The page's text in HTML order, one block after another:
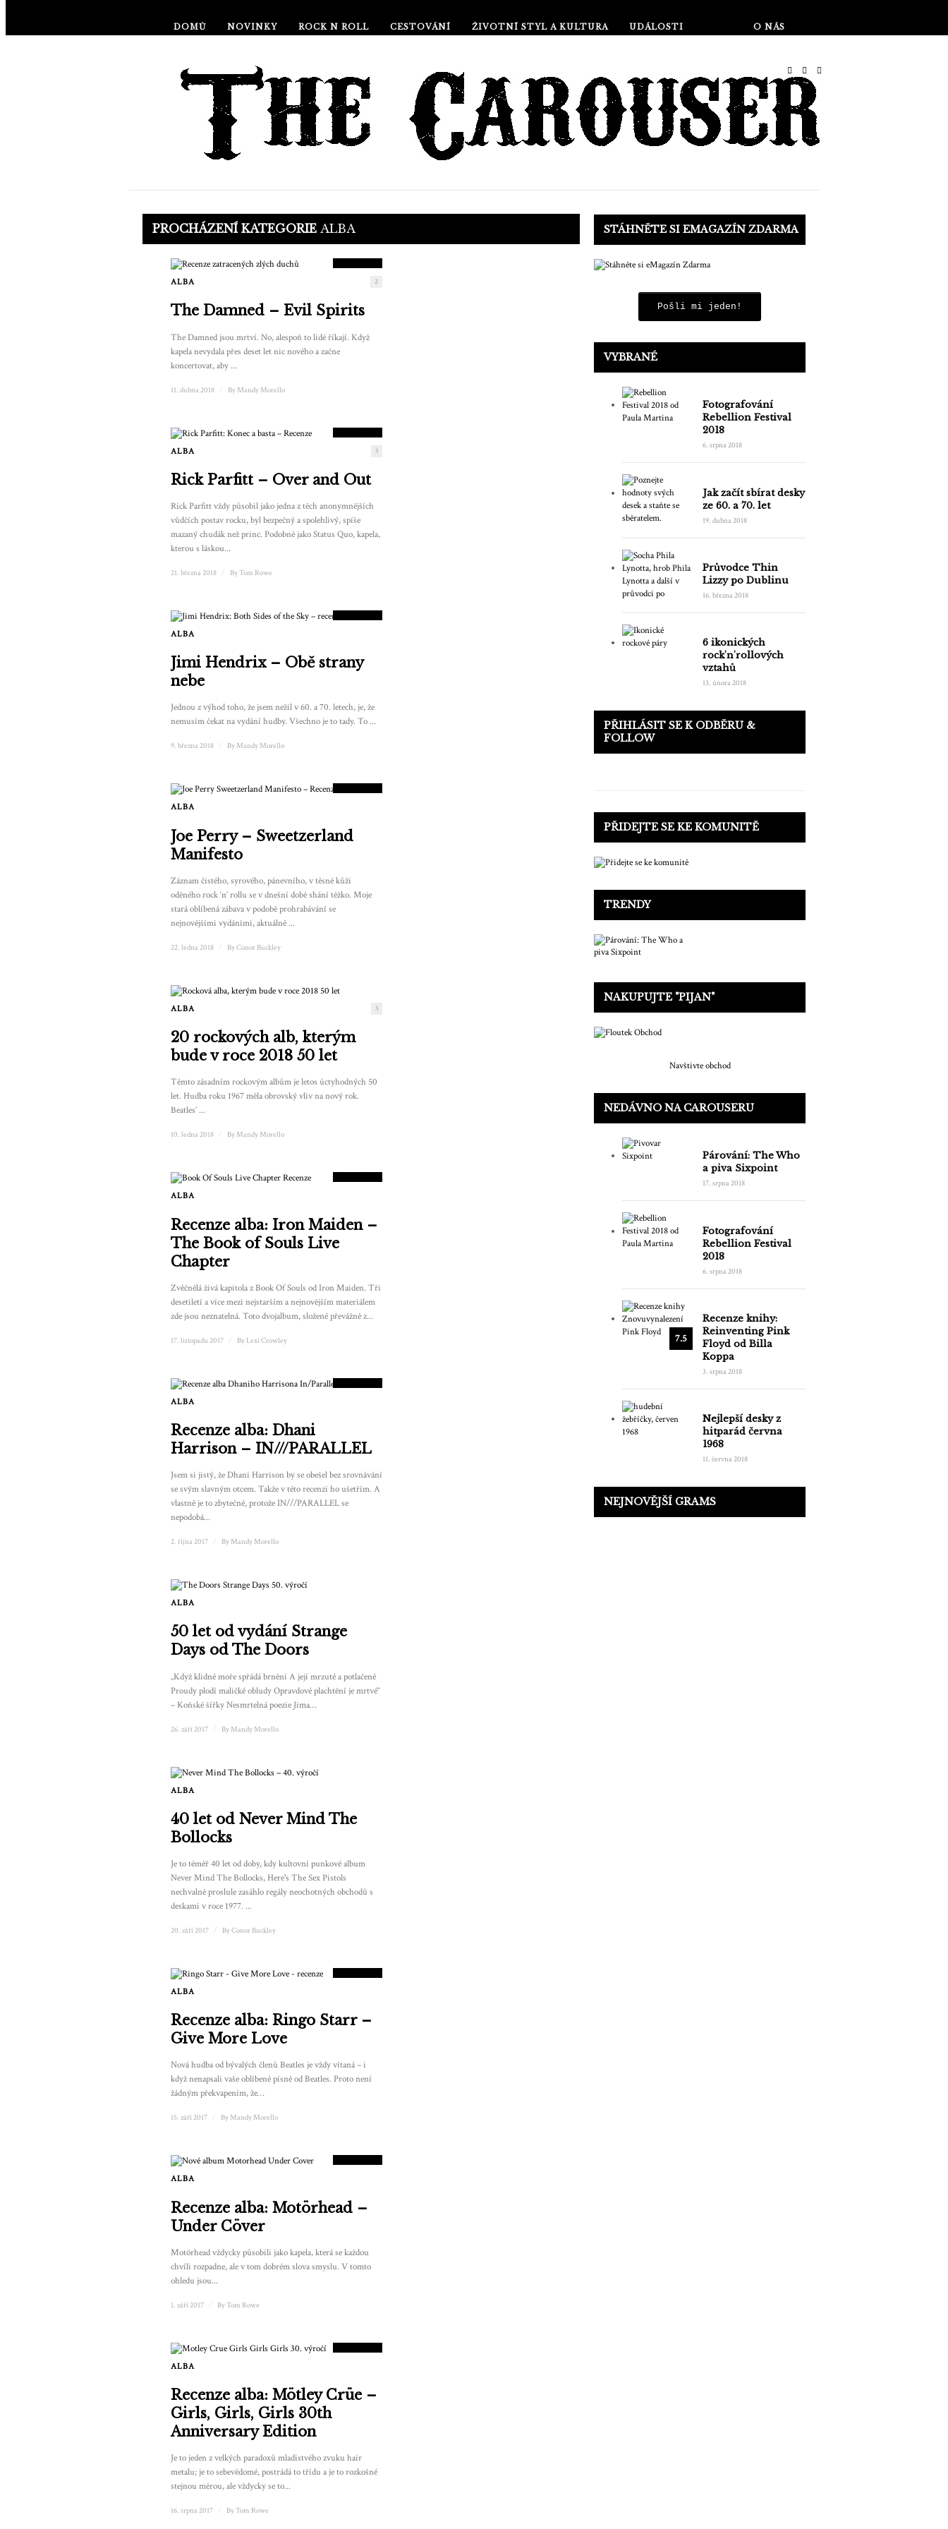
DOMŮ NOVINKY ROCK N ROLL CESTOVÁNÍ ŽIVOTNÍ STYL A KULTURA UDÁLOSTI O NÁS
PROCHÁZENÍ KATEGORIE ALBA
9.5
SKÓRE
ALBA 2
The Damned – Evil Spirits
The Damned jsou mrtví. No, alespoň to lidé říkají. Když
kapela nevydala přes deset let nic nového a začne
koncertovat, aby ...
11. dubna 2018 By Mandy Morello
ALBA 3
Rick Parfitt – Over and Out
Rick Parfitt vždy působil jako jedna z těch anonymnějších
vůdčích postav rocku, byl bezpečný a spolehlivý, spíše
mazaný chudák než princ. Podobně jako Status Quo, kapela,
kterou s láskou...
21. března 2018 ByTom Rowe
SKÓRE
ALBA
Jimi Hendrix – Obě strany
nebe
Jednou z výhod toho, že jsem nežil v 60. a 70. letech, je, že
nemusím čekat na vydání hudby. Všechno je to tady. To ...
9. března 2018 By Mandy Morello
SKÓRE
ALBA
Joe Perry – Sweetzerland
Manifesto
Záznam čistého, syrového, pánevního, v těsné kůži
oděného rock ‘n’ rollu se v dnešní době shání těžko. Moje
stará oblíbená zábava v podobě prohrabávání se
nejnovějšími vydáními, aktuálně ...
22. ledna 2018 ByConor Buckley
ALBA 3
20 rockových alb, kterým
bude v roce 2018 50 let
Těmto zásadním rockovým albům je letos úctyhodných 50
let. Hudba roku 1967 měla obrovský vliv na nový rok.
Beatles’ ...
10. ledna 2018 By Mandy Morello
SKÓRE
ALBA
Recenze alba: Iron Maiden –
The Book of Souls Live
Chapter
Zvěčnělá živá kapitola z Book Of Souls od Iron Maiden. Tři
desetiletí a více mezi nejstarším a nejnovějším materiálem
zde jsou neznatelná. Toto dvojalbum, složené převážně z...
17. listopadu 2017 By Lexi Crowley
ALBA
Recenze alba: Dhani
Harrison – IN///PARALLEL
Jsem si jistý, že Dhani Harrison by se obešel bez srovnávání
se svým slavným otcem. Takže v této recenzi ho ušetřím. A
vlastně je to zbytečné, protože IN///PARALLEL se
nepodobá...
2. října 2017 By Mandy Morello
ALBA
50 let od vydání Strange
Days od The Doors
„Když klidné moře spřádá brnění A její mrzuté a potlačené
Proudy plodí maličké obludy Opravdové plachtění je mrtvé“
– Koňské šířky Nesmrtelná poezie Jima…
26. září 2017 By Mandy Morello
ALBA
40 let od Never Mind The
Bollocks
Je to téměř 40 let od doby, kdy kultovní punkové album
Never Mind The Bollocks, Here's The Sex Pistols
nechvalně proslule zasáhlo regály neochotných obchodů s
deskami v roce 1977. ...
20. září 2017 ByConor Buckley
SKÓRE
ALBA
Recenze alba: Ringo Starr –
Give More Love
Nová hudba od bývalých členů Beatles je vždy vítaná – i
když nenapsali vaše oblíbené písně od Beatles. Proto není
žádným překvapením, že…
15. září 2017 By Mandy Morello
SKÓRE
ALBA
Recenze alba: Motörhead –
Under Cöver
Motörhead vždycky působili jako kapela, která se každou
chvíli rozpadne, ale v tom dobrém slova smyslu. V tomto
ohledu jsou...
1. září 2017 ByTom Rowe
ALBA
Recenze alba: Mötley Crüe –
Girls, Girls, Girls 30th
Anniversary Edition
Je to jeden z velkých paradoxů mladistvého zvuku hair
metalu; je to sebevědomé, postrádá to třídu a je to rozkošné
stejnou měrou, ale vždycky se to...
16. srpna 2017 ByTom Rowe
STÁHNĚTE SI EMAGAZÍN ZDARMA
Pošli mi jeden!
VYBRANÉ
Fotografování
Rebellion Festival
2018
6. srpna 2018
Jak začít sbírat desky
ze 60. a 70. let
19. dubna 2018
Průvodce Thin
Lizzy po Dublinu
16. března 2018
6 ikonických
rock'n'rollových
vztahů
13. února 2018
PŘIHLÁSIT SE K ODBĚRU &
FOLLOW
PŘIDEJTE SE KE KOMUNITĚ
TRENDY
NAKUPUJTE "PIJAN"
Navštivte obchod
NEDÁVNO NA CAROUSERU
Párování: The Who
a piva Sixpoint
17. srpna 2018
Fotografování
Rebellion Festival
2018
6. srpna 2018
7.5
Recenze knihy:
Reinventing Pink
Floyd od Billa
Koppa
3. srpna 2018
Nejlepší desky z
hitparád června
1968
11. června 2018
NEJNOVĚJŠÍ GRAMS